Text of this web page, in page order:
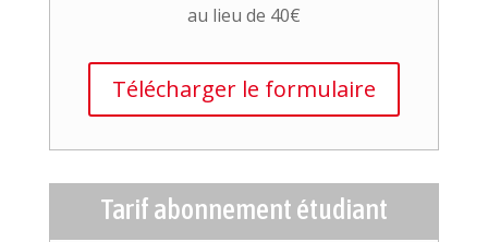
au lieu de 40€
Télécharger le formulaire
Tarif abonnement étudiant